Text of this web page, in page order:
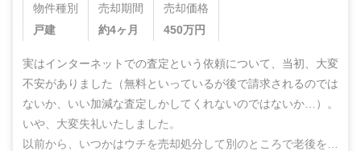
物件種別
戸建
売却期間
約4ヶ月
売却価格
450万円
実はインターネットでの査定という依頼について、当初、大変
不安がありました（無料といっているが後で請求されるのでは
ないか、いい加減な査定しかしてくれないのではないか…）。
いや、大変失礼いたしました。
以前から、いつかはウチを売却処分して別のところで老後を…